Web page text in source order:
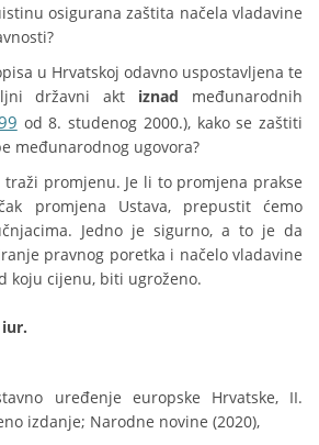
osigurana zaštita načela vladavine
u Hrvatskoj odavno uspostavljena te
državni akt iznad međunarodnih
od 8. studenog 2000.), kako se zaštiti
međunarodnog ugovora?
promjenu. Je li to promjena prakse
promjena Ustava, prepustit ćemo
Jedno je sigurno, a to je da
pravnog poretka i načelo vladavine
koju cijenu, biti ugroženo.
uređenje europske Hrvatske, II.
izdanje; Narodne novine (2020),